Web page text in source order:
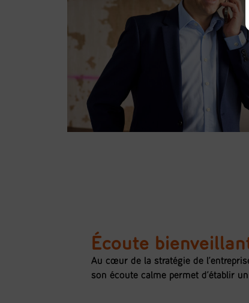
Écoute
Au cœur de la stratégie de
son écoute calme permet d’établir